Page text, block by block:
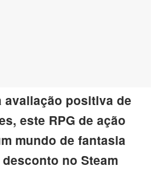
avaliação positiva de
este RPG de ação
mundo de fantasia
no Steam